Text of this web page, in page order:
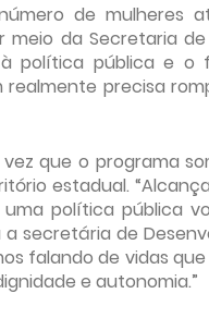
de mulheres
da Secretaria
política pública e
realmente precisa
que o programa
estadual.
política pública
secretária de
falando de vidas
e autonomia.”